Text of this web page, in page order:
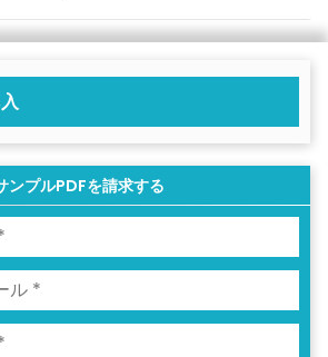
ンプルPDFを請求する